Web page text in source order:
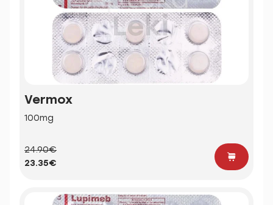
Vermox
100mg
24.90€
23.35€